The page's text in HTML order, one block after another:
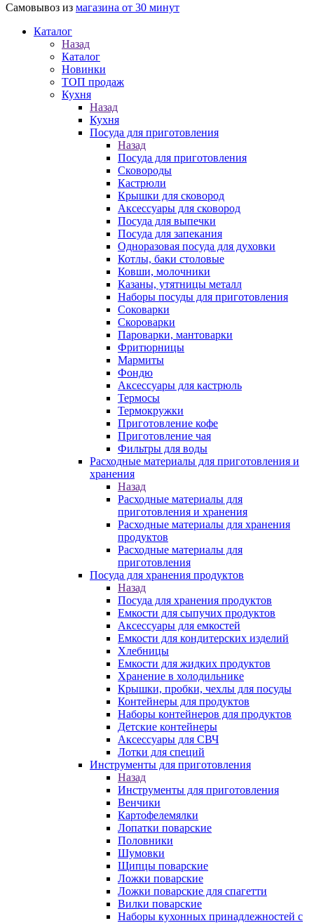
Самовывоз из магазина от 30 минут
Каталог
Назад
Каталог
Новинки
ТОП продаж
Кухня
Назад
Кухня
Посуда для приготовления
Назад
Посуда для приготовления
Сковороды
Кастрюли
Крышки для сковород
Аксессуары для сковород
Посуда для выпечки
Посуда для запекания
Одноразовая посуда для духовки
Котлы, баки столовые
Ковши, молочники
Казаны, утятницы металл
Наборы посуды для приготовления
Соковарки
Скороварки
Пароварки, мантоварки
Фритюрницы
Мармиты
Фондю
Аксессуары для кастрюль
Термосы
Термокружки
Приготовление кофе
Приготовление чая
Фильтры для воды
Расходные материалы для приготовления и
хранения
Назад
Расходные материалы для
приготовления и хранения
Расходные материалы для хранения
продуктов
Расходные материалы для
приготовления
Посуда для хранения продуктов
Назад
Посуда для хранения продуктов
Емкости для сыпучих продуктов
Аксессуары для емкостей
Емкости для кондитерских изделий
Хлебницы
Емкости для жидких продуктов
Хранение в холодильнике
Крышки, пробки, чехлы для посуды
Контейнеры для продуктов
Наборы контейнеров для продуктов
Детские контейнеры
Аксессуары для СВЧ
Лотки для специй
Инструменты для приготовления
Назад
Инструменты для приготовления
Венчики
Картофелемялки
Лопатки поварские
Половники
Шумовки
Щипцы поварские
Ложки поварские
Ложки поварские для спагетти
Вилки поварские
Наборы кухонных принадлежностей с